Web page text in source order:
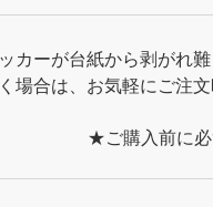
カーが台紙から剥がれ
場合は、お気軽にご注文
★ご購入前に必